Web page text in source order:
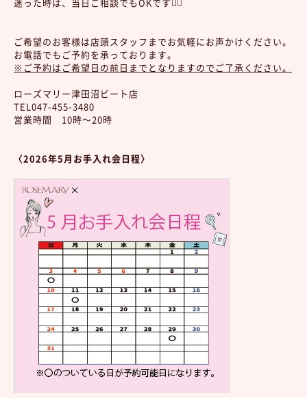
ご希望のお客様は店頭スタッフまでお気軽にお声かけください。
お電話でもご予約を承っております。
※ご予約はご希望日の前日までとなりますのでご了承ください。
ローズマリー津田沼ビート店
TEL047-455-3480
営業時間 10時～20時
〈2026年5月お手入れ会日程〉